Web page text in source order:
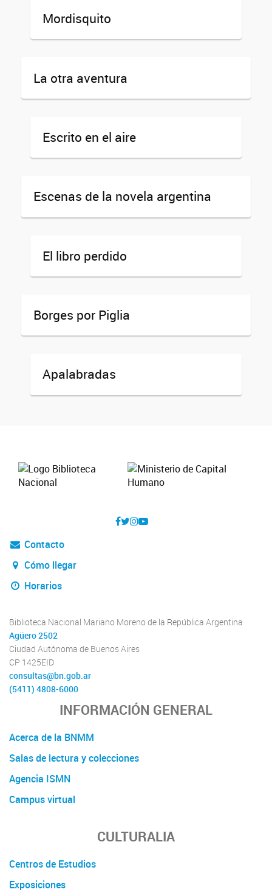
Mordisquito
La otra aventura
Escrito en el aire
Escenas de la novela argentina
El libro perdido
Borges por Piglia
Apalabradas
Contacto
Cómo llegar
Horarios
Biblioteca Nacional Mariano Moreno de la República Argentina
Agüero 2502
Ciudad Autónoma de Buenos Aires
CP 1425EID
consultas@bn.gob.ar
(5411) 4808-6000
INFORMACIÓN GENERAL
Acerca de la BNMM
Salas de lectura y colecciones
Agencia ISMN
Campus virtual
CULTURALIA
Centros de Estudios
Exposiciones